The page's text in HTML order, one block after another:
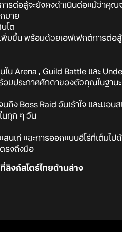
รต่อสู้จะยังคงดำเนินต่อแม้ว่าคุณ
มาย
โต
มขึ้น พร้อมด้วยเอฟเฟกต์การต่อ
Arena , Guild Battle และ
อมประกาศศักดาของตัวคุณในฐาน
ง Boss Raid อันเร้าใจ และมอน
นทุก ๆ วัน
เท่ และการออกแบบฮีโร่ที่เต็มไ
รงถึงมือ
ลิงก์สโตร์ไทยด้านล่าง